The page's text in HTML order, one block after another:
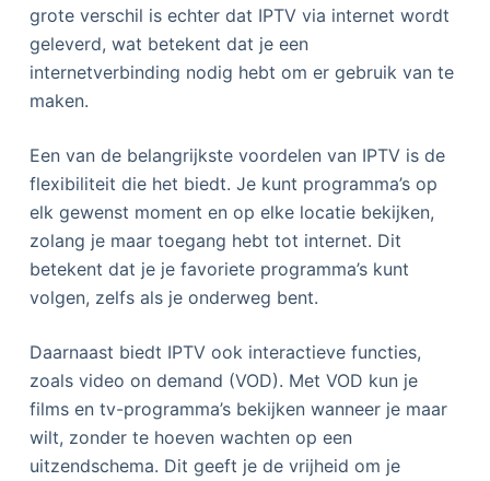
grote verschil is echter dat IPTV via internet wordt
geleverd, wat betekent dat je een
internetverbinding nodig hebt om er gebruik van te
maken.
Een van de belangrijkste voordelen van IPTV is de
flexibiliteit die het biedt. Je kunt programma’s op
elk gewenst moment en op elke locatie bekijken,
zolang je maar toegang hebt tot internet. Dit
betekent dat je je favoriete programma’s kunt
volgen, zelfs als je onderweg bent.
Daarnaast biedt IPTV ook interactieve functies,
zoals video on demand (VOD). Met VOD kun je
films en tv-programma’s bekijken wanneer je maar
wilt, zonder te hoeven wachten op een
uitzendschema. Dit geeft je de vrijheid om je